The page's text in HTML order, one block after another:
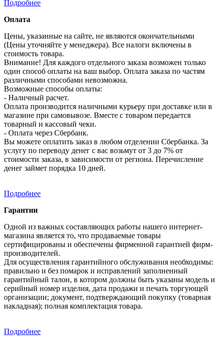
Подробнее
Оплата
Цены, указанные на сайте, не являются окончательными
(Цены уточняйте у менеджера). Все налоги включены в
стоимость товара.
Внимание! Для каждого отдельного заказа возможен только
один способ оплаты на ваш выбор. Оплата заказа по частям
различными способами невозможна.
Возможные способы оплаты:
- Наличный расчет.
Оплата производится наличными курьеру при доставке или в
магазине при самовывозе. Вместе с товаром передается
товарный и кассовый чеки.
- Оплата через Сбербанк.
Вы можете оплатить заказ в любом отделении Сбербанка. За
услугу по переводу денег с вас возьмут от 3 до 7% от
стоимости заказа, в зависимости от региона. Перечисление
денег займет порядка 10 дней.
Подробнее
Гарантии
Одной из важных составляющих работы нашего интернет-
магазина является то, что продаваемые товары
сертифицированы и обеспечены фирменной гарантией фирм-
производителей.
Для осуществления гарантийного обслуживания необходимы:
правильно и без помарок и исправлений заполненный
гарантийный талон, в котором должны быть указаны модель и
серийный номер изделия, дата продажи и печать торгующей
организации; документ, подтверждающий покупку (товарная
накладная); полная комплектация товара.
Подробнее